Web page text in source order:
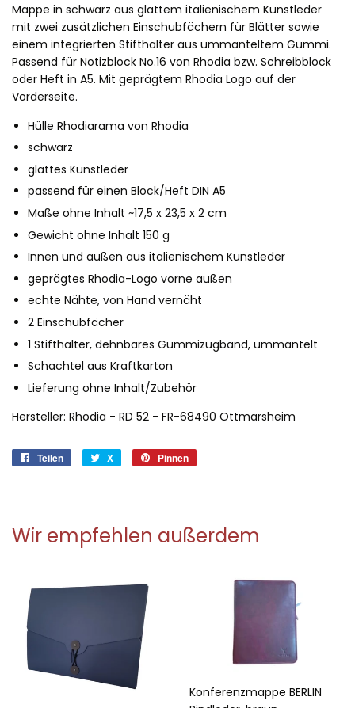
Mappe in schwarz aus glattem italienischem Kunstleder
mit zwei zusätzlichen Einschubfächern für Blätter sowie
einem integrierten Stifthalter aus ummanteltem Gummi.
Passend für Notizblock No.16 von Rhodia bzw. Schreibblock
oder Heft in A5. Mit geprägtem Rhodia Logo auf der
Vorderseite.
Hülle Rhodiarama von Rhodia
schwarz
glattes Kunstleder
passend für einen Block/Heft DIN A5
Maße ohne Inhalt ~17,5 x 23,5 x 2 cm
Gewicht ohne Inhalt 150 g
Innen und außen aus italienischem Kunstleder
geprägtes Rhodia-Logo vorne außen
echte Nähte, von Hand vernäht
2 Einschubfächer
1 Stifthalter, dehnbares Gummizugband, ummantelt
Schachtel aus Kraftkarton
Lieferung ohne Inhalt/Zubehör
Hersteller: Rhodia - RD 52 - FR-68490 Ottmarsheim
Teilen X Pinnen
Wir empfehlen außerdem
Konferenzmappe BERLIN